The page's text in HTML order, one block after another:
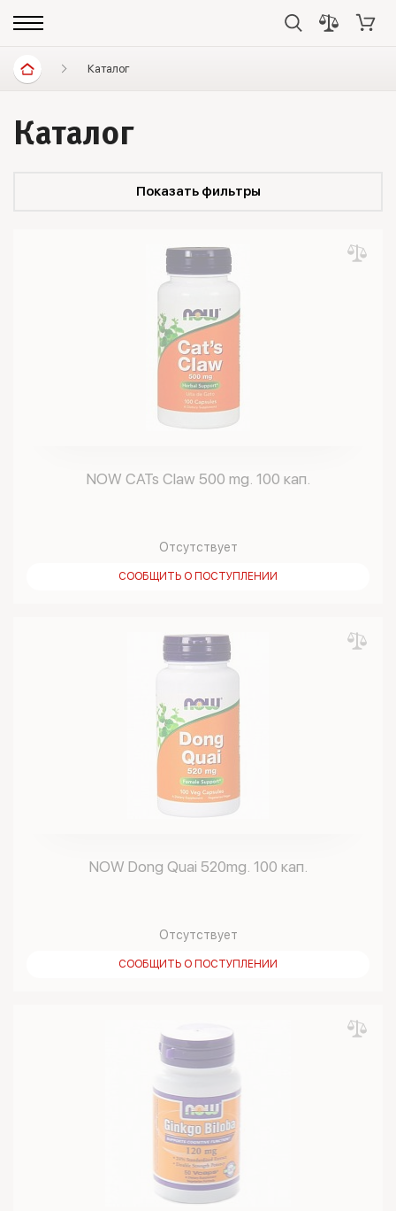
Каталог
Каталог
Показать фильтры
NOW CATs Claw 500 mg. 100 кап.
Отсутствует
СООБЩИТЬ О ПОСТУПЛЕНИИ
NOW Dong Quai 520mg. 100 кап.
Отсутствует
СООБЩИТЬ О ПОСТУПЛЕНИИ